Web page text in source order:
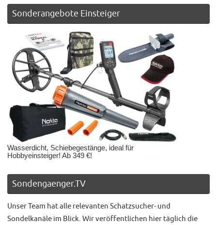
Sonderangebote Einsteiger
Wasserdicht, Schiebegestänge, ideal für
Hobbyeinsteiger! Ab 349 €!
Sondengaenger.TV
Unser Team hat alle relevanten Schatzsucher- und
Sondelkanäle im Blick. Wir veröffentlichen hier täglich die